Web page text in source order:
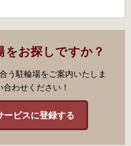
お探しですか？
う駐輪場をご案内いたしま
わせください！
ービスに登録する